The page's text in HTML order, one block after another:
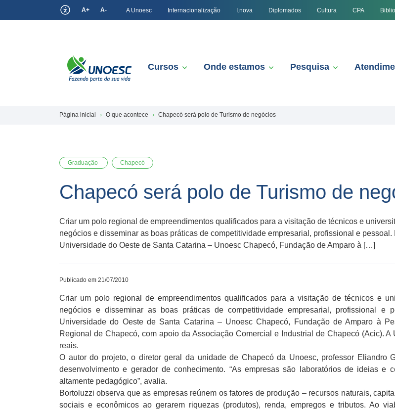
A+ A- A Unoesc Internacionalização I.nova Diplomados Cultura CPA
Cursos Onde estamos Pesquisa
Página inicial O que acontece Chapecó será polo de Turismo de negócios
Graduação Chapecó
Chapecó será polo de Turismo de
Criar um polo regional de empreendimentos qualificados para a visitação de técnicos e
negócios e disseminar as boas práticas de competitividade empresarial, profissional e
Universidade do Oeste de Santa Catarina – Unoesc Chapecó, Fundação de Amparo à […]
Publicado em 21/07/2010
Criar um polo regional de empreendimentos qualificados para a visitação de técnicos e
negócios e disseminar as boas práticas de competitividade empresarial, profissional
Universidade do Oeste de Santa Catarina – Unoesc Chapecó, Fundação de Amparo à
Regional de Chapecó, com apoio da Associação Comercial e Industrial de Chapecó (Acic).
reais.
O autor do projeto, o diretor geral da unidade de Chapecó da Unoesc, professor Eliandro
desenvolvimento e gerador de conhecimento. “As empresas são laboratórios de ideias e
altamente pedagógico”, avalia.
Bortoluzzi observa que as empresas reúnem os fatores de produção – recursos naturais,
sociais e econômicos ao gerarem riquezas (produtos), renda, empregos e tributos. Ao